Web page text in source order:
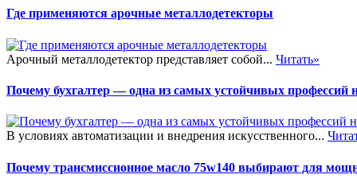
Где применяются арочные металлодетекторы
Арочный металлодетектор представляет собой... Читать»
Почему бухгалтер — одна из самых устойчивых профессий
В условиях автоматизации и внедрения искусственного...
Почему трансмиссионное масло 75w140 выбирают для